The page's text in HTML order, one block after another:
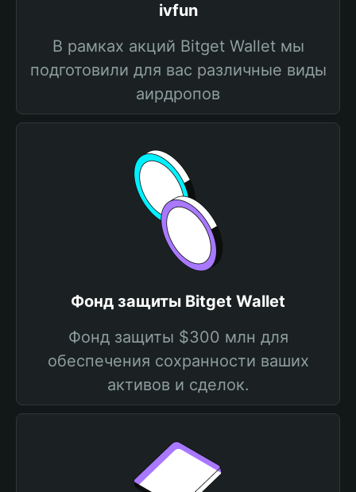
ivfun
В рамках акций Bitget Wallet мы
подготовили для вас различные виды
аирдропов
Фонд защиты Bitget Wallet
Фонд защиты $300 млн для
обеспечения сохранности ваших
активов и сделок.